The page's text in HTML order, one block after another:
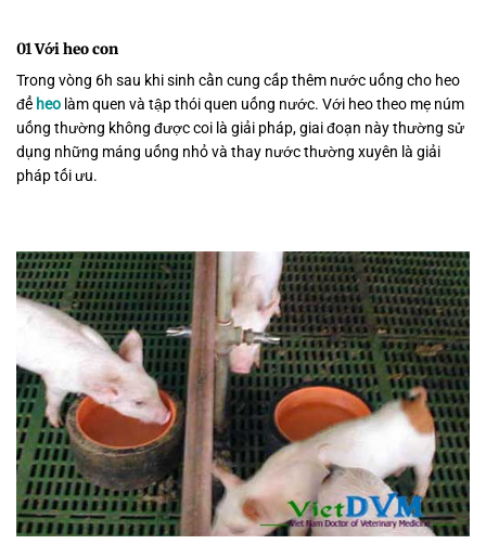
01Với heo con
Trong vòng 6h sau khi sinh cần cung cấp thêm nước uống cho heo
để heo làm quen và tập thói quen uống nước. Với heo theo mẹ núm
uống thường không được coi là giải pháp, giai đoạn này thường sử
dụng những máng uống nhỏ và thay nước thường xuyên là giải
pháp tối ưu.